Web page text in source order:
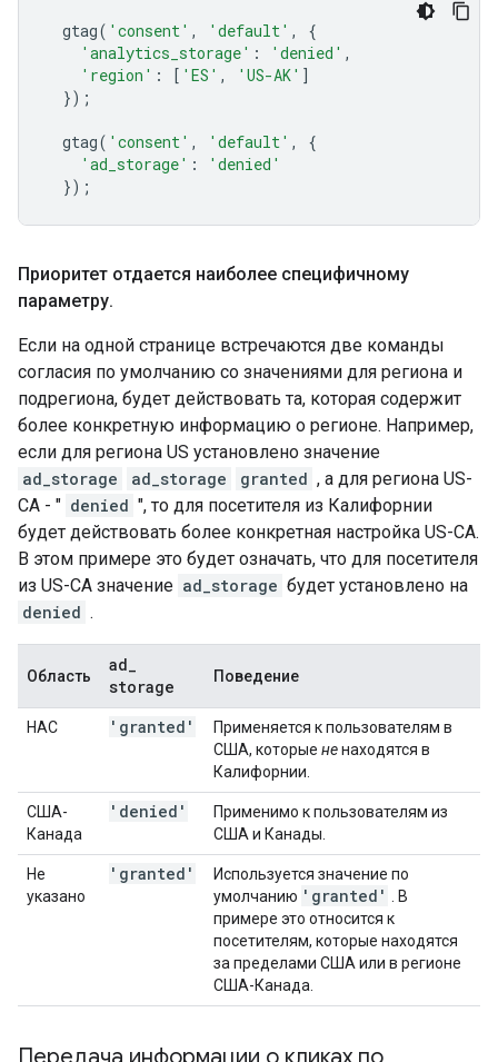
gtag( 'consent' , 'default' ,
{
'analytics_storage' : 'denied' ,
'region' : [ 'ES' , 'US-AK' ]
});
gtag( 'consent' , 'default' ,
{
'ad_storage' :
'denied'
});
Приоритет отдается наиболее специфичному
параметру.
Если на одной странице встречаются две команды
согласия по умолчанию со значениями для региона и
подрегиона, будет действовать та, которая содержит
более конкретную информацию о регионе. Например,
если для региона US установлено значение
ad_storage
ad_storage granted , а для региона US-
CA - " denied ", то для посетителя из Калифорнии
будет действовать более конкретная настройка US-CA.
В этом примере это будет означать, что для посетителя
из US-CA значение ad_storage будет установлено на
denied .
Область
ad
storage
Поведение
НАС 'granted'
Применяется к пользователям в
США, которые ненаходятся в
Калифорнии.
США-
Канада
'denied'
Применимо к пользователям из
США и Канады.
Не
указано
'granted'
Используется значение по
умолчанию 'granted'
. В
примере это относится к
посетителям, которые находятся
за пределами США или в регионе
США-Канада.